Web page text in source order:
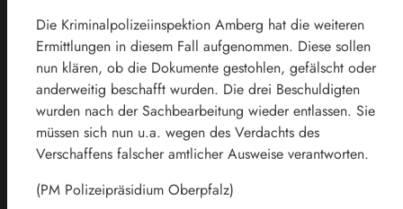
Die Kriminalpolizeiinspektion Amberg hat die weiteren
Ermittlungen in diesem Fall aufgenommen. Diese sollen
nun klären, ob die Dokumente gestohlen, gefälscht oder
anderweitig beschafft wurden. Die drei Beschuldigten
wurden nach der Sachbearbeitung wieder entlassen. Sie
müssen sich nun u.a. wegen des Verdachts des
Verschaffens falscher amtlicher Ausweise verantworten.
(PM Polizeipräsidium Oberpfalz)